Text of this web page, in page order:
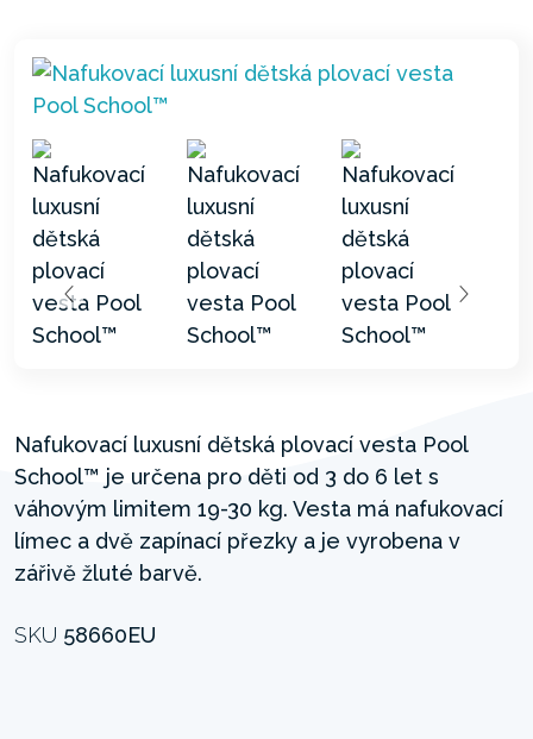
Nafukovací luxusní dětská plovací vesta Pool
School™ je určena pro děti od 3 do 6 let s
váhovým limitem 19-30 kg. Vesta má nafukovací
límec a dvě zapínací přezky a je vyrobena v
zářivě žluté barvě.
SKU 58660EU